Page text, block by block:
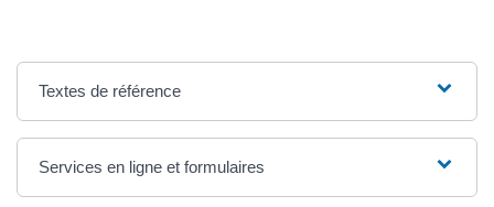
Textes de référence
Services en ligne et formulaires